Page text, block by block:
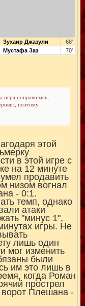
Зухаир Джазули
68'
Мустафа Заз 70'
понравилась,
поэтому
этой
в этой игре с
на 12 минуте
продавить
низом вогнал
- 0:1.
темп, однако
атаки
"минус 1",
игры. Не
лишь один
мог изменить
были
им это лишь в
когда Роман
прострел
ворот Плешана -